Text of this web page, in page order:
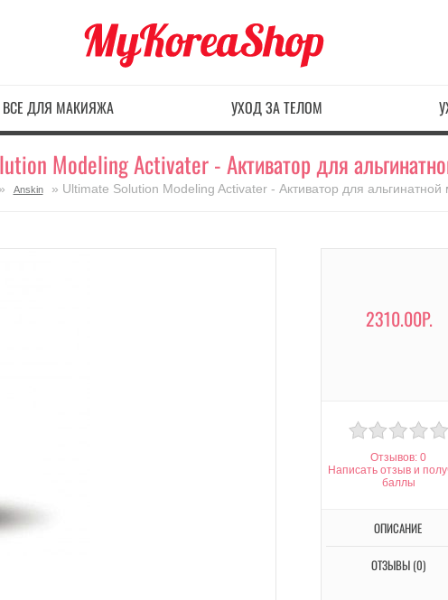
ВСЕ ДЛЯ МАКИЯЖА УХОД ЗА ТЕЛОМ
Modeling Activater - Активатор для
» Anskin » Ultimate Solution Modeling Activater - Активатор для альгинатной
2310.00Р.
Отзывов: 0
Написать отзыв и
баллы
ОПИСАНИЕ
ОТЗЫВЫ (0)